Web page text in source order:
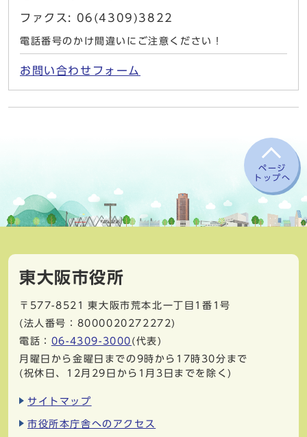
ファクス: 06(4309)3822
電話番号のかけ間違いにご注意ください！
お問い合わせフォーム
ページ
トップへ
東大阪市役所
〒577-8521
東大阪市荒本北一丁目1番1号
(法人番号：8000020272272)
電話： 06-4309-3000 (代表)
月曜日から金曜日までの9時から17時30分まで
(祝休日、12月29日から1月3日までを除く)
サイトマップ
市役所本庁舎へのアクセス